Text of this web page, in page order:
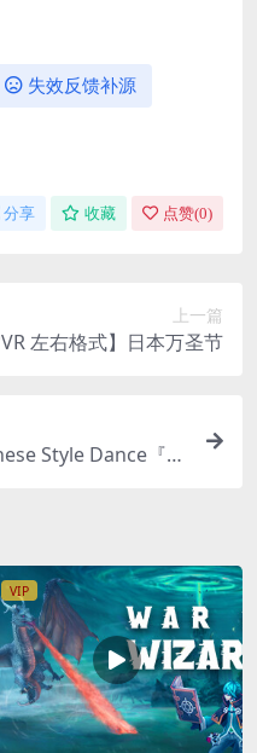
失效反馈补源
分享 收藏 点赞(0)
上一篇
左右格式】日本万圣节
Style Dance『G
VIP